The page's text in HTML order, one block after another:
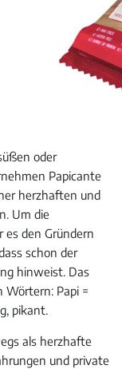
oder
Papicante
herzhaften und
Um die
den Gründern
schon der
hinweist. Das
Wörtern: Papi =
pikant.
als herzhafte
und private